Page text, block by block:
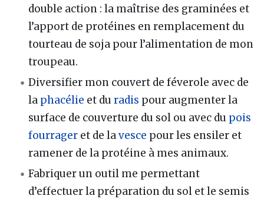
double action : la maîtrise des graminées et
l’apport de protéines en remplacement du
tourteau de soja pour l’alimentation de mon
troupeau.
Diversifier mon couvert de féverole avec de
la phacélie et duradis pour augmenter la
surface de couverture du sol ou avec du pois
fourrager et de lavesce pour les ensiler et
ramener de la protéine à mes animaux.
Fabriquer un outil me permettant
d’effectuer la préparation du sol et le semis